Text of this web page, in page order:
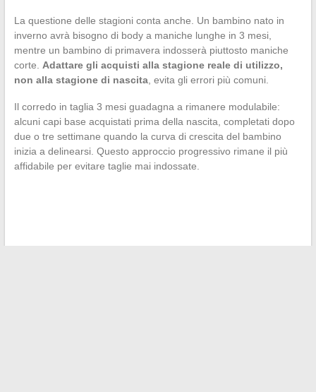
La questione delle stagioni conta anche. Un bambino nato in
inverno avrà bisogno di body a maniche lunghe in 3 mesi,
mentre un bambino di primavera indosserà piuttosto maniche
corte. Adattare gli acquisti alla stagione reale di utilizzo,
non alla stagione di nascita, evita gli errori più comuni.
Il corredo in taglia 3 mesi guadagna a rimanere modulabile:
alcuni capi base acquistati prima della nascita, completati dopo
due o tre settimane quando la curva di crescita del bambino
inizia a delinearsi. Questo approccio progressivo rimane il più
affidabile per evitare taglie mai indossate.